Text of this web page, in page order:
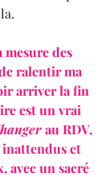
mesure des
ralentir ma
arriver la fin
est un vrai
au RDV,
inattendus et
avec un sacré